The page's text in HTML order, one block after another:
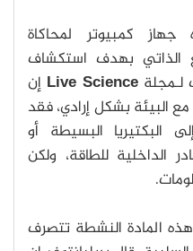
جهاز كمبيوتر لمحاكاة
الذاتي بهدف استكشاف
لـمجلةLive Science إن
البيئة بشكل إرادي، فقد
البكتيريا البسيطة أو
الداخلية للطاقة، ولكن
المادة النشطة تتصرف